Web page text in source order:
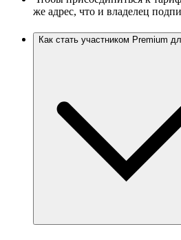
же адрес, что и владелец
Как стать участником Premium